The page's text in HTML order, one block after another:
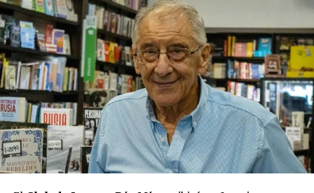
En su disco hay beats del también misionero
Johnny Cutz, “un amigo con el que también venimos
trabajando aquí, en Asunción, hace varios años”, apuntó
sobre el álbum que se lo ve de niño, montando una
bicicleta y en una imagen que parece recortada para un
casete.
“También hay un par de beats que son hechos por mí”,
agregó Maniatic desde Paraguay, donde vive hace ocho
años.